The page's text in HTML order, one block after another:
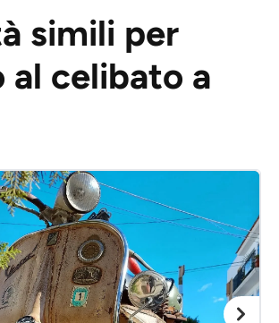
simili per
al celibato a